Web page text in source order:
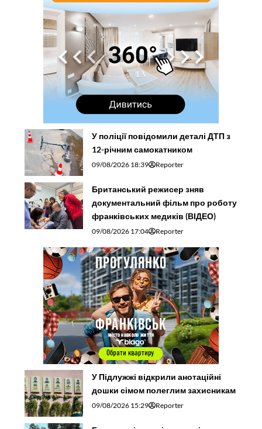
У поліції повідомили деталі ДТП з
12-річним самокатником
09/08/2026 18:39 Reporter
Британський режисер зняв
документальний фільм про роботу
франківських медиків (ВІДЕО)
09/08/2026 17:04 Reporter
У Підлужжі відкрили анотаційні
дошки сімом полеглим захисникам
09/08/2026 15:29 Reporter